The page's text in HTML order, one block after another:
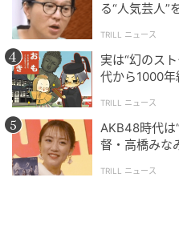
永野さんは芸人の先輩の
があるものの、大人のお
づけました。
「良い年の取り方をした
ある人が2人は好きなよう
しが苦手と明かします。
ど、自分が知らない世界
る“人気芸人”
TRILL ニュース
実は“幻のス
代から1000年
TRILL ニュース
AKB48時代は
督・高橋みな
TRILL ニュース